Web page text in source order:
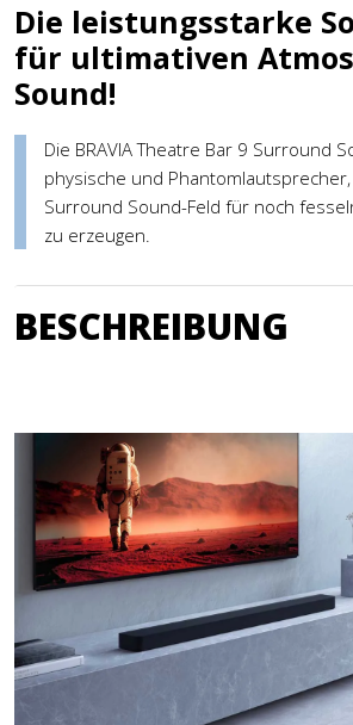
Die leistungsstarke
für ultimativen
Sound!
Die BRAVIA Theatre Bar 9 Surround
physische und
Surround Sound-Feld für noch
zu erzeugen.
BESCHREIBUNG